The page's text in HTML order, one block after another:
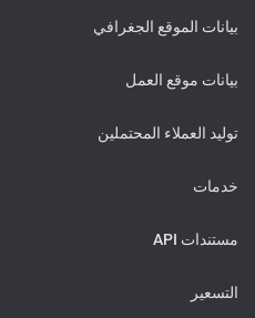
بيانات الموقع الجغرافي
بيانات موقع العمل
توليد العملاء المحتملين
خدمات
مستندات API
التسعير